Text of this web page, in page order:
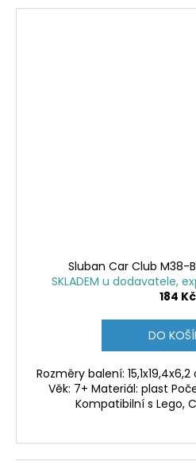
Sluban Car Club M38-
SKLADEM u dodavatele,
184 Kč
DO
Rozměry balení:
Věk: 7+ Materiál: plast
Kompatibilní s Lego,